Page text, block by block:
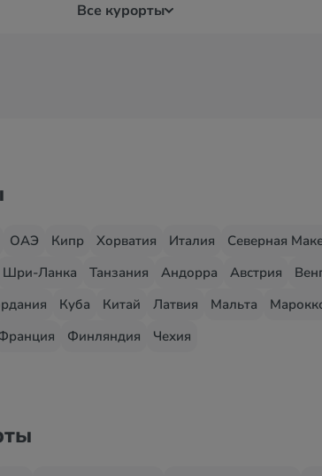
Все курорты
ОАЭ Кипр Хорватия Италия Северная
Шри-Ланка Танзания Андорра Австрия
Куба Китай Латвия Мальта
Финляндия Чехия